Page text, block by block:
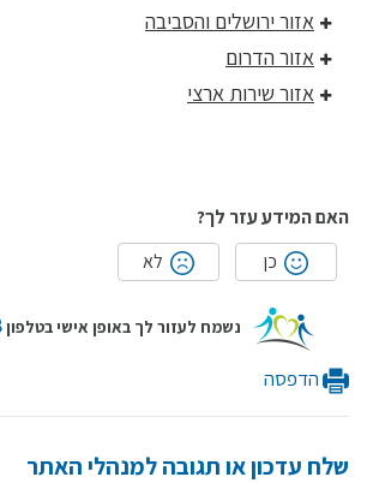
אזור ירושלים והסביבה
אזור הדרום
אזור שירות ארצי
האם המידע עזר לך?
כן
לא
נשמח לעזור לך באופן אישי בטלפון
הדפסה
שלח עדכון או תגובה למנהלי האתר